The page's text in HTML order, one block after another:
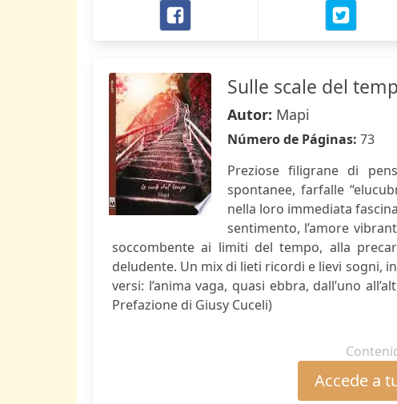
Sulle scale del
Autor: Mapi
Número de Páginas: 73
Preziose filigrane di
spontanee, farfalle
nella loro immediata
sentimento, l’amore
soccombente ai limiti del tempo, alla
deludente. Un mix di lieti ricordi e lievi sogni,
versi: l’anima vaga, quasi ebbra, dall’uno
Prefazione di Giusy Cuceli)
Accede a